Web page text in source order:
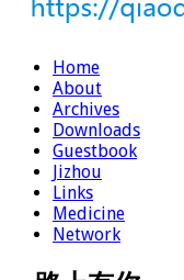
Home
About
Archives
Downloads
Guestbook
Jizhou
Links
Medicine
Network